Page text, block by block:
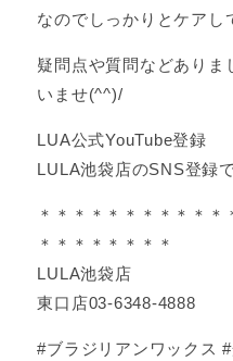
なのでしっかりとケア
疑問点や質問などありま
いませ(^^)/
LUA公式YouTube登録
LULA池袋店のSNS登録
＊＊＊＊＊＊＊＊＊＊＊
＊＊＊＊＊＊＊＊
LULA池袋店
東口店03-6348-4888
#ブラジリアンワックス